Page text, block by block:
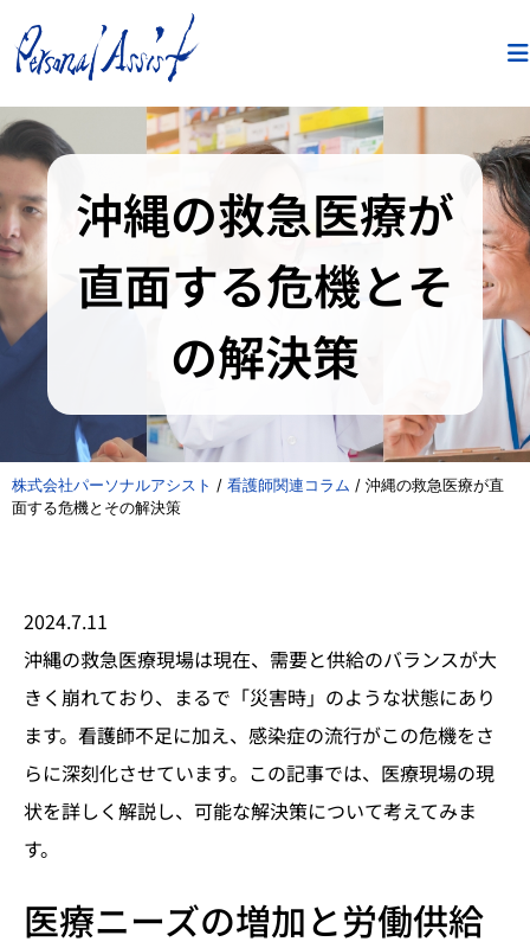
沖縄の救急医療が
直面する危機とそ
の解決策
株式会社パーソナルアシスト / 看護師関連コラム / 沖縄の救急医療が直
面する危機とその解決策
2024.7.11
沖縄の救急医療現場は現在、需要と供給のバランスが大
きく崩れており、まるで「災害時」のような状態にあり
ます。看護師不足に加え、感染症の流行がこの危機をさ
らに深刻化させています。この記事では、医療現場の現
状を詳しく解説し、可能な解決策について考えてみま
す。
医療ニーズの増加と労働供給